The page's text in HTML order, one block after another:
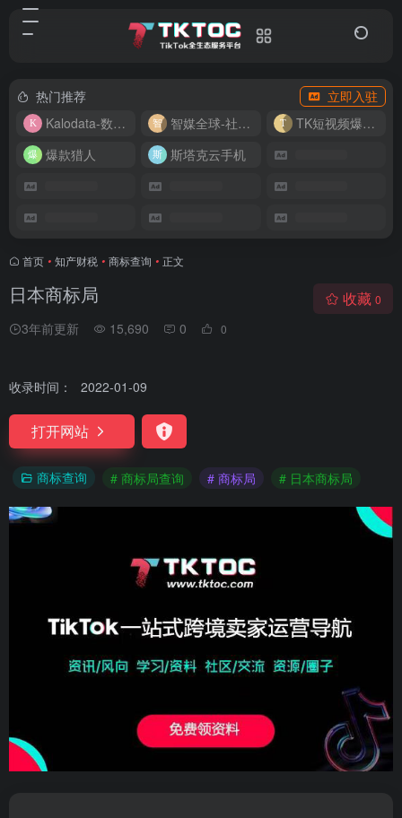
热门推荐
立即入驻
Kalodata-数据分析平台
智媒全球-社媒管理平台
TK短视频爆款复刻
爆款猎人
斯塔克云手机
首页 • 知产财税 • 商标查询 • 正文
日本商标局
3年前更新 15,690 0 0
收藏 0
收录时间： 2022-01-09
打开网站
商标查询 # 商标局查询 # 商标局 # 日本商标局